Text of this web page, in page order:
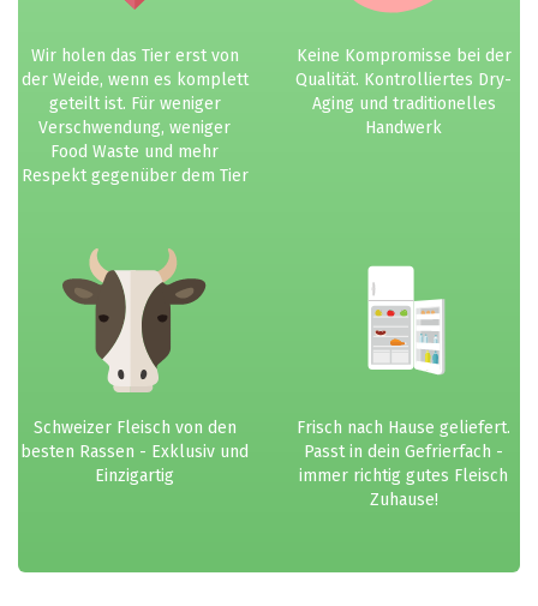
Wir holen das Tier erst von
der Weide, wenn es komplett
geteilt ist. Für weniger
Verschwendung, weniger
Food Waste und mehr
Respekt gegenüber dem Tier
Keine Kompromisse bei der
Qualität. Kontrolliertes Dry-
Aging und traditionelles
Handwerk
Schweizer Fleisch von den
besten Rassen - Exklusiv und
Einzigartig
Frisch nach Hause geliefert.
Passt in dein Gefrierfach -
immer richtig gutes Fleisch
Zuhause!